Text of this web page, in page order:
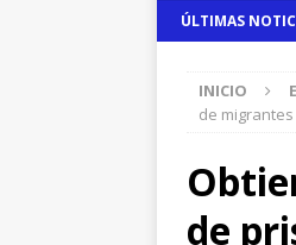
ÚLTIMAS
INICIO
de migrantes
de